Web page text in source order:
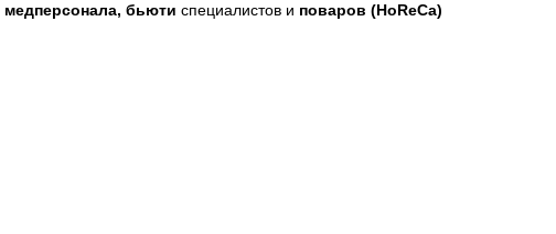
медперсонала, бьюти специалистов и поваров (HoReCa)